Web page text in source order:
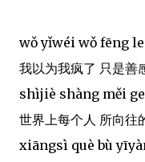
wǒ yǐwéi wǒ fēng
我以为我疯了 只是善
shìjiè shàng měi
世界上每个人 所向往
xiāngsì què bù